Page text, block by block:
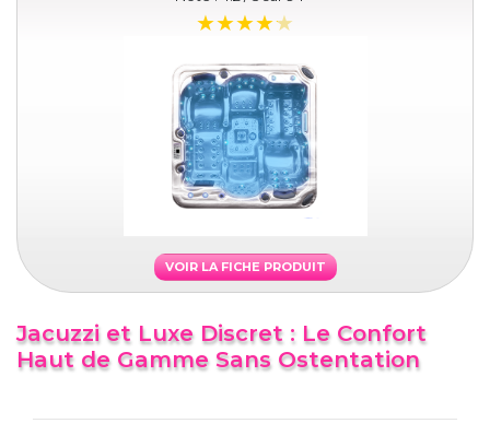
VOIR LA FICHE PRODUIT
Jacuzzi et Luxe Discret : Le Confort
Haut de Gamme Sans Ostentation